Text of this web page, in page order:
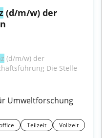
(d/m/w) der
(d/m/w) der
Die Stelle
Umweltforschung
Teilzeit Vollzeit